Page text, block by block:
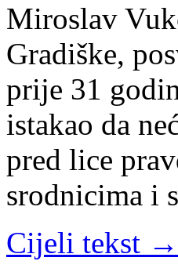
Miroslav
Gradiške,
prije 31
istakao da
pred lice
srodnicima i
Cijeli tekst →